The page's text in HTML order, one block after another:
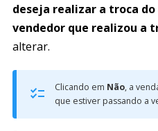
deseja realizar a troca
vendedor que realizou a
alterar.
Clicando em Não, a
que estiver passando a